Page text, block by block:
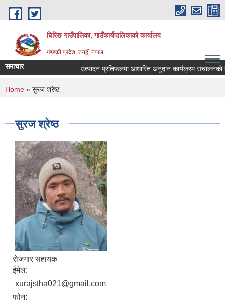
Skip to main content
घिरिङ गाउँपालिका, गाउँकार्यपालिकाको कार्यालय
गण्डकी प्रदेश, तनहुँ, नेपाल
समाचार उत्पादन प्रतिफलमा आधारित अनुदान कार्यक्रम संचालनकाे
You are here
Home » सुरज श्रेष्ठ
सुरज श्रेष्ठ
राेजगार सहायक
ईमेल:
xurajstha021@gmail.com
फोन: